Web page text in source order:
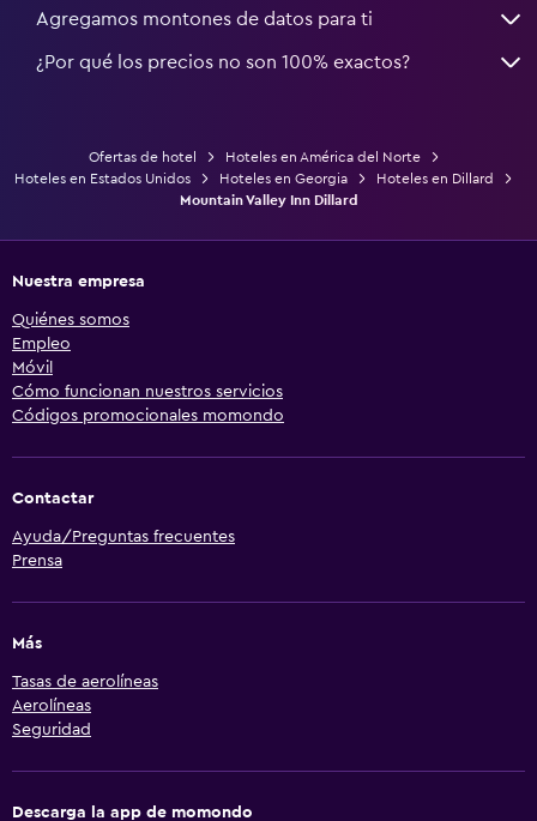
Agregamos montones de datos para ti
¿Por qué los precios no son 100% exactos?
Ofertas de hotel
Hoteles en América del Norte
Hoteles en Estados Unidos
Hoteles en Georgia
Hoteles en Dillard
Mountain Valley Inn Dillard
Nuestra empresa
Quiénes somos
Empleo
Móvil
Cómo funcionan nuestros servicios
Códigos promocionales momondo
Contactar
Ayuda/Preguntas frecuentes
Prensa
Más
Tasas de aerolíneas
Aerolíneas
Seguridad
Descarga la app de momondo